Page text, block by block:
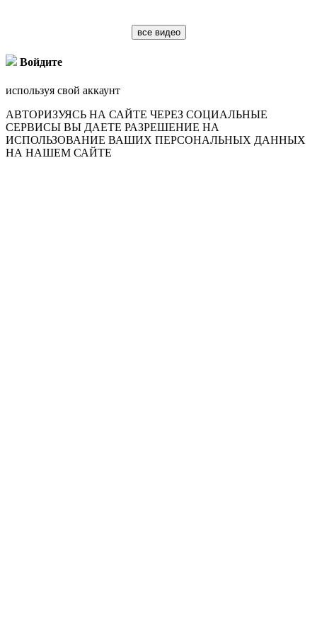
все видео
Войдите
используя свой аккаунт
АВТОРИЗУЯСЬ НА САЙТЕ ЧЕРЕЗ СОЦИАЛЬНЫЕ
СЕРВИСЫ ВЫ ДАЕТЕ РАЗРЕШЕНИЕ НА
ИСПОЛЬЗОВАНИЕ ВАШИХ ПЕРСОНАЛЬНЫХ ДАННЫХ
НА НАШЕМ САЙТЕ